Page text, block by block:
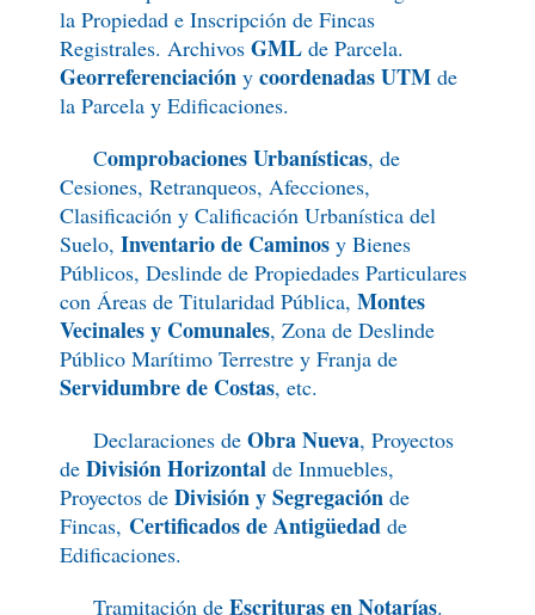
la Propiedad e Inscripción de Fincas
Registrales. Archivos GML de Parcela.
Georreferenciación y coordenadas UTM de
la Parcela y Edificaciones.
Comprobaciones Urbanísticas, de
Cesiones, Retranqueos, Afecciones,
Clasificación y Calificación Urbanística del
Suelo, Inventario de Caminos y Bienes
Públicos, Deslinde de Propiedades Particulares
con Áreas de Titularidad Pública, Montes
Vecinales y Comunales, Zona de Deslinde
Público Marítimo Terrestre y Franja de
Servidumbre de Costas, etc.
Declaraciones de Obra Nueva, Proyectos
de División Horizontal de Inmuebles,
Proyectos de División y Segregación de
Fincas, Certificados de Antigüedad de
Edificaciones.
Tramitación de Escrituras en Notarías.